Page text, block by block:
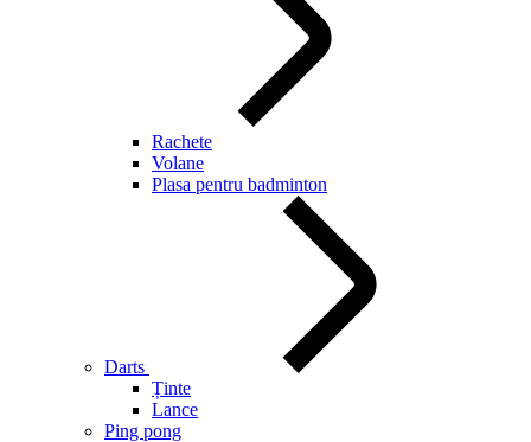
Rachete
Volane
Plasa pentru badminton
Darts
Ținte
Lance
Ping pong